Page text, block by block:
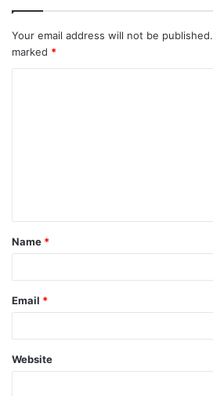
Your email address will not be published.
marked *
t
*
Name *
Email *
Website